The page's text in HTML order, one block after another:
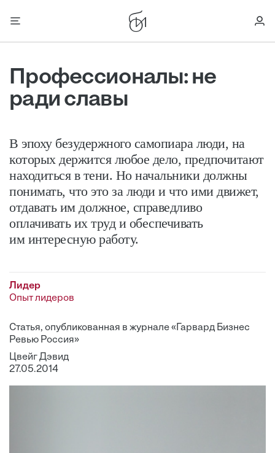
Профессионалы: не
ради славы
В эпоху безудержного самопиара люди, на
которых держится любое дело, предпочитают
находиться в тени. Но начальники должны
понимать, что это за люди и что ими движет,
отдавать им должное, справедливо
оплачивать их труд и обеспечивать
им интересную работу.
Лидер
Опыт лидеров
Статья, опубликованная в журнале «Гарвард Бизнес
Ревью Россия»
Цвейг Дэвид
27.05.2014